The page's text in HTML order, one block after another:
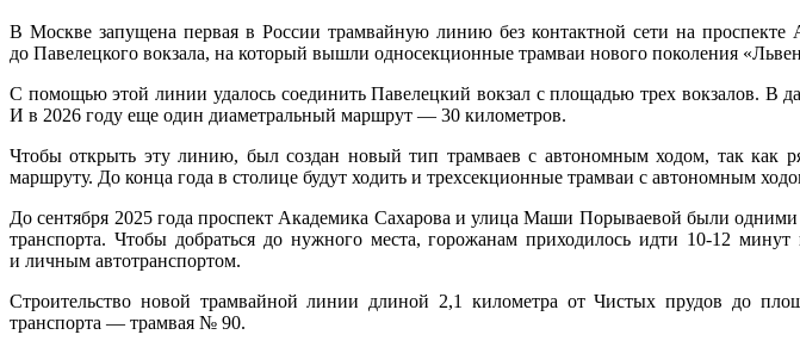
открыли
первую
России
трамвайную
без
контактной
В Москве запущена первая в России трамвайную линию без контактной сети на
до Павелецкого вокзала, на который вышли односекционные трамваи нового поколения
С помощью этой линии удалось соединить Павелецкий вокзал с площадью трех вокзалов.
И в 2026 году еще один диаметральный маршрут — 30 километров.
Чтобы открыть эту линию, был создан новый тип трамваев с автономным ходом, так как
маршруту. До конца года в столице будут ходить и трехсекционные трамваи с автономным
До сентября 2025 года проспект Академика Сахарова и улица Маши Порываевой были
транспорта. Чтобы добраться до нужного места, горожанам приходилось идти 10-12
и личным автотранспортом.
Строительство новой трамвайной линии длиной 2,1 километра от Чистых прудов до
транспорта — трамвая № 90.